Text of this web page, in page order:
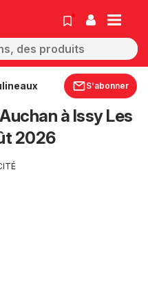
S'abonner
à Issy Les
2026